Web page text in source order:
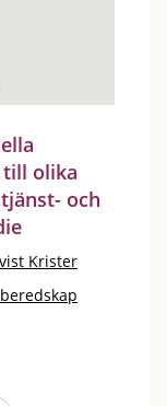
olika
och
Krister